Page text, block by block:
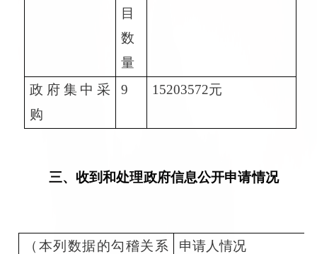
目
数
量
政府集中采
购
9 15203572元
三、收到和处理政府信息公开申请情况
（本列数据的勾稽关系
申请人情况